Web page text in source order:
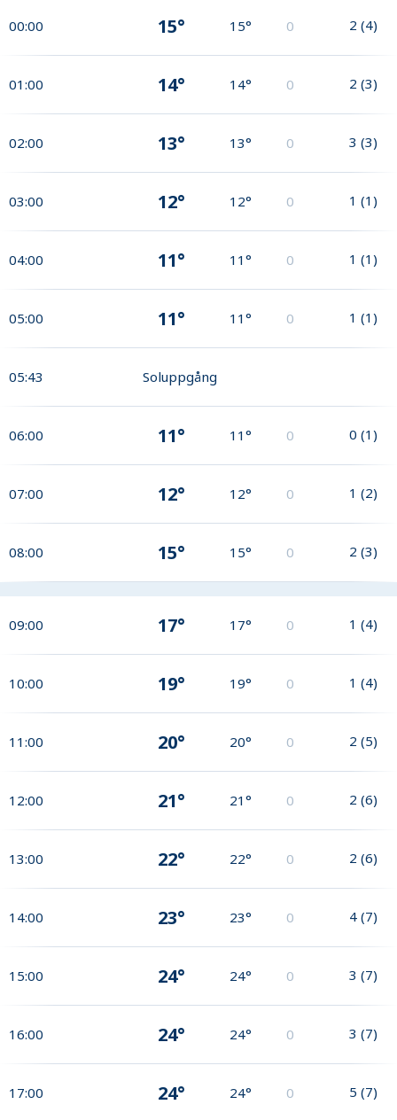
00:00 15° 15° 0 2 (4)
01:00 14° 14° 0 2 (3)
02:00 13° 13° 0 3 (3)
03:00 12° 12° 0 1 (1)
04:00 11° 11° 0 1 (1)
05:00 11° 11° 0 1 (1)
05:43 Soluppgång
06:00 11° 11° 0 0 (1)
07:00 12° 12° 0 1 (2)
08:00 15° 15° 0 2 (3)
09:00 17° 17° 0 1 (4)
10:00 19° 19° 0 1 (4)
11:00 20° 20° 0 2 (5)
12:00 21° 21° 0 2 (6)
13:00 22° 22° 0 2 (6)
14:00 23° 23° 0 4 (7)
15:00 24° 24° 0 3 (7)
16:00 24° 24° 0 3 (7)
17:00 24° 24° 0 5 (7)